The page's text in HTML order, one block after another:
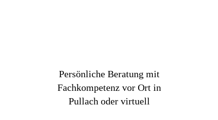
Persönliche Beratung mit
Fachkompetenz vor Ort in
Pullach oder virtuell